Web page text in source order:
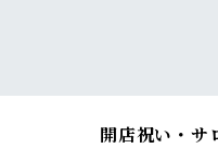
開店祝い・サ